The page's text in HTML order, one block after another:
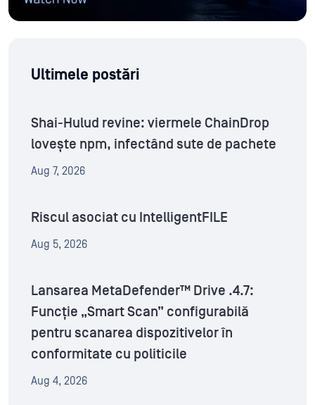
Ultimele postări
Shai-Hulud revine: viermele ChainDrop
lovește npm, infectând sute de pachete
Aug 7, 2026
Riscul asociat cu IntelligentFILE
Aug 5, 2026
Lansarea MetaDefender™ Drive .4.7:
Funcție „Smart Scan” configurabilă
pentru scanarea dispozitivelor în
conformitate cu politicile
Aug 4, 2026